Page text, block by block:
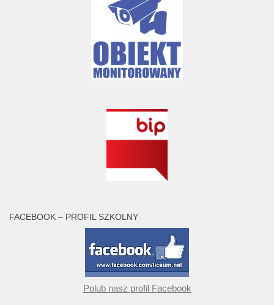
FACEBOOK – PROFIL SZKOLNY
Polub nasz profil Facebook